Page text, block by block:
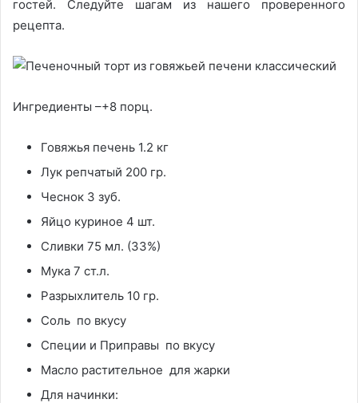
гостей. Следуйте шагам из нашего проверенного
рецепта.
Ингредиенты –+8 порц.
Говяжья печень 1.2 кг
Лук репчатый 200 гр.
Чеснок 3 зуб.
Яйцо куриное 4 шт.
Сливки 75 мл. (33%)
Мука 7 ст.л.
Разрыхлитель 10 гр.
Соль по вкусу
Специи и Приправы по вкусу
Масло растительное для жарки
Для начинки: